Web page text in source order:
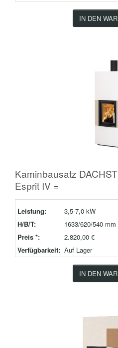
IN DEN
Kaminbausatz
Esprit IV =
Leistung:
3,5-7,0 kW
H/B/T:
1633/620/540 mm
Preis *:
2.820,00 €
Verfügbarkeit: Auf Lager
IN DEN